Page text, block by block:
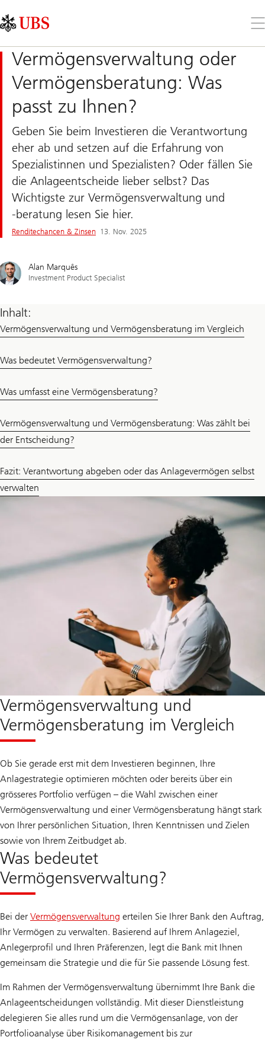
Links
Area
Sie
Vermögensverwaltung oder
Vermögensberatung: Was
passt zu Ihnen?
Geben Sie beim Investieren die Verantwortung
eher ab und setzen auf die Erfahrung von
Spezialistinnen und Spezialisten? Oder fällen Sie
die Anlageentscheide lieber selbst? Das
Wichtigste zur Vermögensverwaltung und
-beratung lesen Sie hier.
Renditechancen & Zinsen 13. Nov. 2025
Alan Marquês
Investment Product Specialist
Inhalt:
Vermögensverwaltung und Vermögensberatung im Vergleich
Was bedeutet Vermögensverwaltung?
Was umfasst eine Vermögensberatung?
Vermögensverwaltung und Vermögensberatung: Was zählt bei
der Entscheidung?
Fazit: Verantwortung abgeben oder das Anlagevermögen selbst
verwalten
Vermögensverwaltung und
Vermögensberatung im Vergleich
Ob Sie gerade erst mit dem Investieren beginnen, Ihre
Anlagestrategie optimieren möchten oder bereits über ein
grösseres Portfolio verfügen – die Wahl zwischen einer
Vermögensverwaltung und einer Vermögensberatung hängt stark
von Ihrer persönlichen Situation, Ihren Kenntnissen und Zielen
sowie von Ihrem Zeitbudget ab.
Was bedeutet
Vermögensverwaltung?
Bei der Vermögensverwaltung erteilen Sie Ihrer Bank den Auftrag,
Ihr Vermögen zu verwalten. Basierend auf Ihrem Anlageziel,
Anlegerprofil und Ihren Präferenzen, legt die Bank mit Ihnen
gemeinsam die Strategie und die für Sie passende Lösung fest.
Im Rahmen der Vermögensverwaltung übernimmt Ihre Bank die
Anlageentscheidungen vollständig. Mit dieser Dienstleistung
delegieren Sie alles rund um die Vermögensanlage, von der
Portfolioanalyse über Risikomanagement bis zur